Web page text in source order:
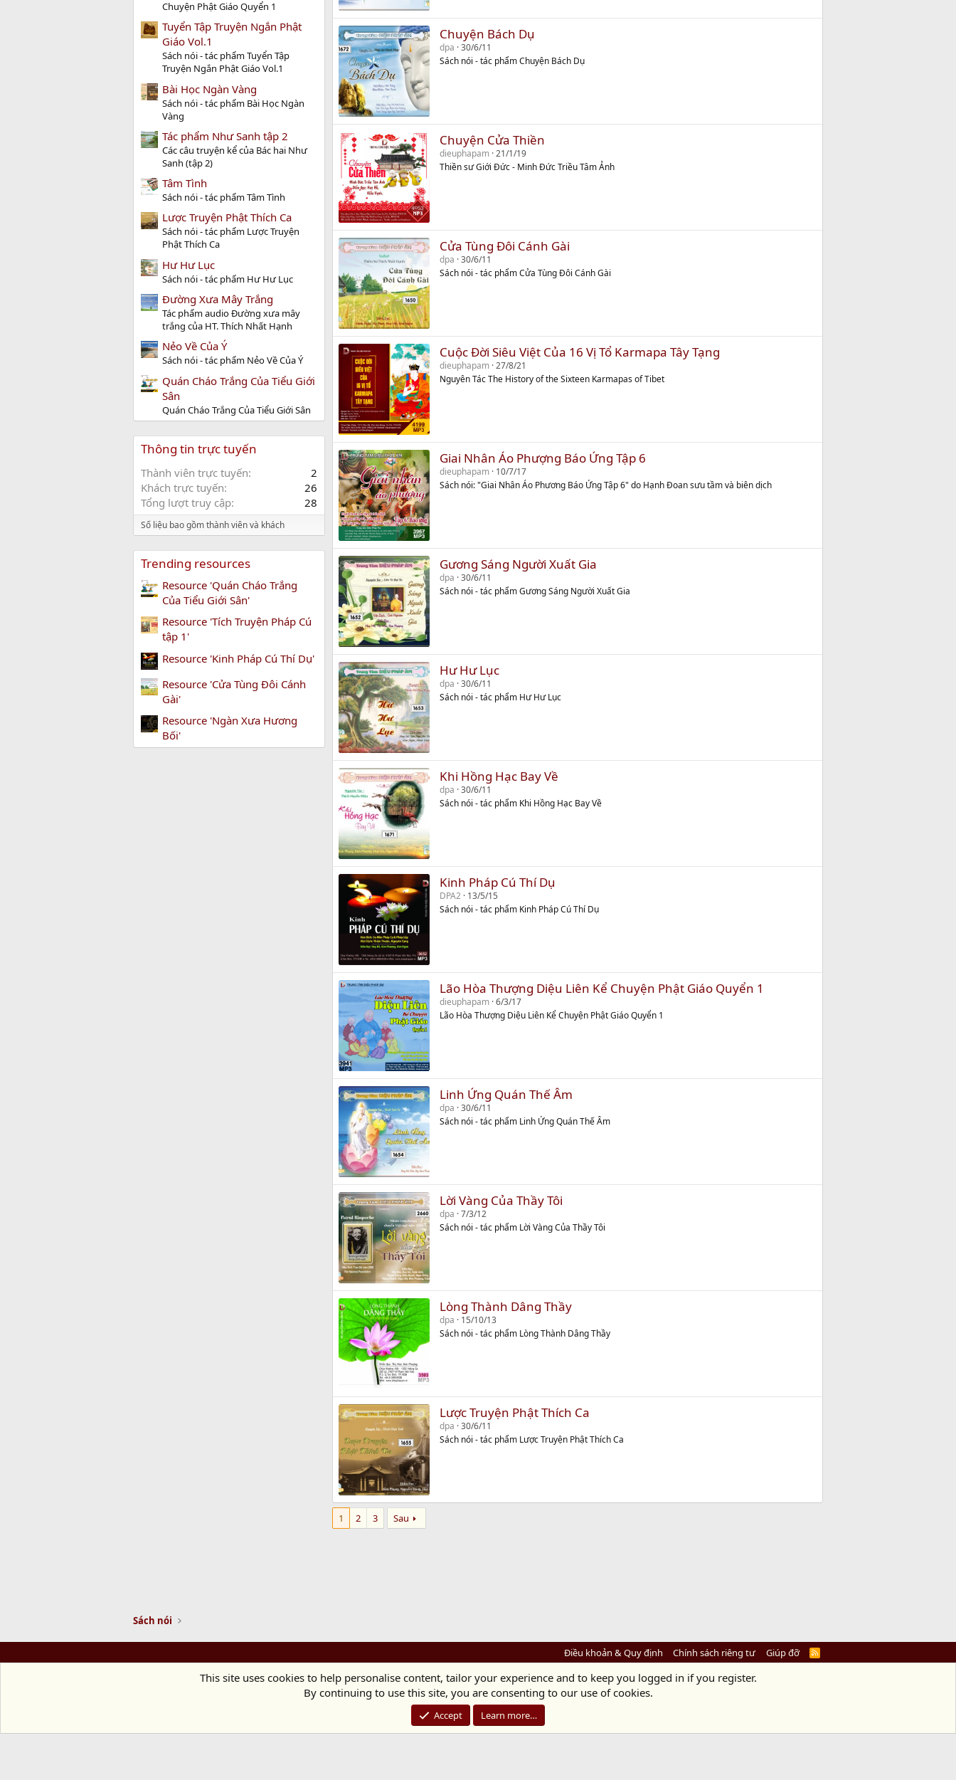
Chuyện Phật Giáo Quyển 1
Tuyển Tập Truyện Ngắn Phật
Giáo Vol.1
Sách nói - tác phẩm Tuyển Tập
Truyện Ngắn Phật Giáo Vol.1
Bài Học Ngàn Vàng
Sách nói - tác phẩm Bài Học Ngàn
Vàng
Tác phẩm Như Sanh tập 2
Các câu truyện kể của Bác hai Như
Sanh (tập 2)
Tâm Tình
Sách nói - tác phẩm Tâm Tình
Lược Truyện Phật Thích Ca
Sách nói - tác phẩm Lược Truyện
Phật Thích Ca
Hư Hư Lục
Sách nói - tác phẩm Hư Hư Lục
Đường Xưa Mây Trắng
Tác phẩm audio Đường xưa mây
trắng của HT. Thích Nhất Hạnh
Nẻo Về Của Ý
Sách nói - tác phẩm Nẻo Về Của Ý
Quán Cháo Trắng Của Tiểu Giới
Sân
Quán Cháo Trắng Của Tiểu Giới Sân
Thông tin trực tuyến
Thành viên trực tuyến
2
Khách trực tuyến
26
Tổng lượt truy cập
28
Số liệu bao gồm thành viên và khách
Trending resources
Resource 'Quán Cháo Trắng
Của Tiểu Giới Sân'
Resource 'Tích Truyện Pháp Cú
tập 1'
Resource 'Kinh Pháp Cú Thí Dụ'
Resource 'Cửa Tùng Đôi Cánh
Gài'
Resource 'Ngàn Xưa Hương
Bối'
Chuyện Bách Dụ
dpa 30/6/11
Sách nói - tác phẩm Chuyện Bách Dụ
Chuyện Cửa Thiền
dieuphapam 21/1/19
Thiền sư Giới Đức - Minh Đức Triều Tâm Ảnh
Cửa Tùng Đôi Cánh Gài
dpa 30/6/11
Sách nói - tác phẩm Cửa Tùng Đôi Cánh Gài
Cuộc Đời Siêu Việt Của 16 Vị Tổ Karmapa Tây Tạng
dieuphapam 27/8/21
Nguyên Tác The History of the Sixteen Karmapas of Tibet
Giai Nhân Áo Phượng Báo Ứng Tập 6
dieuphapam 10/7/17
Sách nói: "Giai Nhân Áo Phương Báo Ứng Tập 6" do Hạnh Đoan sưu tầm và biên dịch
Gương Sáng Người Xuất Gia
dpa 30/6/11
Sách nói - tác phẩm Gương Sáng Người Xuất Gia
Hư Hư Lục
dpa 30/6/11
Sách nói - tác phẩm Hư Hư Lục
Khi Hồng Hạc Bay Về
dpa 30/6/11
Sách nói - tác phẩm Khi Hồng Hạc Bay Về
Kinh Pháp Cú Thí Dụ
DPA2 13/5/15
Sách nói - tác phẩm Kinh Pháp Cú Thí Dụ
Lão Hòa Thượng Diệu Liên Kể Chuyện Phật Giáo Quyển 1
dieuphapam 6/3/17
Lão Hòa Thượng Diệu Liên Kể Chuyện Phật Giáo Quyển 1
Linh Ứng Quán Thế Âm
dpa 30/6/11
Sách nói - tác phẩm Linh Ứng Quán Thế Âm
Lời Vàng Của Thầy Tôi
dpa 7/3/12
Sách nói - tác phẩm Lời Vàng Của Thầy Tôi
Lòng Thành Dâng Thầy
dpa
15/10/13
Sách nói - tác phẩm Lòng Thành Dâng Thầy
Lược Truyện Phật Thích Ca
dpa 30/6/11
Sách nói - tác phẩm Lược Truyện Phật Thích Ca
1 2 3 Sau
Sách nói
Điều khoản & Quy định Chính sách riêng tư Giúp đỡ
R
S
Diệu Pháp Âm
Chùa Diệu Pháp - Số 72/14 Phú Mỹ, Phú Hòa Đông, Củ Chi, TP.HCM (Xem Bản đồ)
Điện thoại: 028.36208438 | Email: bientap@dieuphapam.net
Chủ Nhiệm: Thích Minh Thiền
This site uses cookies to help personalise content, tailor your experience and to keep you logged in if you register.
By continuing to use this site, you are consenting to our use of cookies.
Accept Learn more…